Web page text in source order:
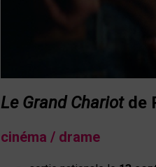
Le Grand Chariotde
cinéma / drame